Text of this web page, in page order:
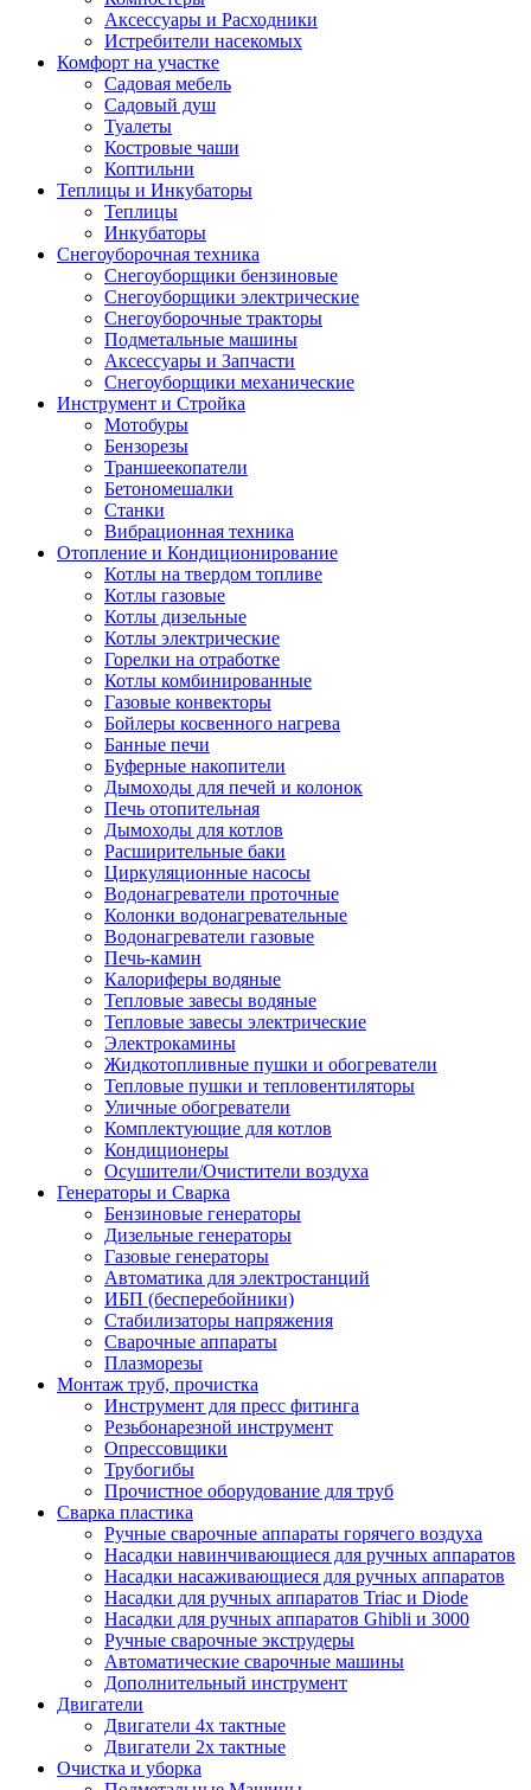
Аксессуары и Расходники
Истребители насекомых
Комфорт на участке
Садовая мебель
Садовый душ
Туалеты
Костровые чаши
Коптильни
Теплицы и Инкубаторы
Теплицы
Инкубаторы
Снегоуборочная техника
Снегоуборщики бензиновые
Снегоуборщики электрические
Снегоуборочные тракторы
Подметальные машины
Аксессуары и Запчасти
Снегоуборщики механические
Инструмент и Стройка
Мотобуры
Бензорезы
Траншеекопатели
Бетономешалки
Станки
Вибрационная техника
Отопление и Кондиционирование
Котлы на твердом топливе
Котлы газовые
Котлы дизельные
Котлы электрические
Горелки на отработке
Котлы комбинированные
Газовые конвекторы
Бойлеры косвенного нагрева
Банные печи
Буферные накопители
Дымоходы для печей и колонок
Печь отопительная
Дымоходы для котлов
Расширительные баки
Циркуляционные насосы
Водонагреватели проточные
Колонки водонагревательные
Водонагреватели газовые
Печь-камин
Калориферы водяные
Тепловые завесы водяные
Тепловые завесы электрические
Электрокамины
Жидкотопливные пушки и обогреватели
Тепловые пушки и тепловентиляторы
Уличные обогреватели
Комплектующие для котлов
Кондиционеры
Осушители/Очистители воздуха
Генераторы и Сварка
Бензиновые генераторы
Дизельные генераторы
Газовые генераторы
Автоматика для электростанций
ИБП (бесперебойники)
Стабилизаторы напряжения
Сварочные аппараты
Плазморезы
Монтаж труб, прочистка
Инструмент для пресс фитинга
Резьбонарезной инструмент
Опрессовщики
Трубогибы
Прочистное оборудование для труб
Сварка пластика
Ручные сварочные аппараты горячего воздуха
Насадки навинчивающиеся для ручных аппаратов
Насадки насаживающиеся для ручных аппаратов
Насадки для ручных аппаратов Triac и Diode
Насадки для ручных аппаратов Ghibli и 3000
Ручные сварочные экструдеры
Автоматические сварочные машины
Дополнительный инструмент
Двигатели
Двигатели 4х тактные
Двигатели 2х тактные
Очистка и уборка